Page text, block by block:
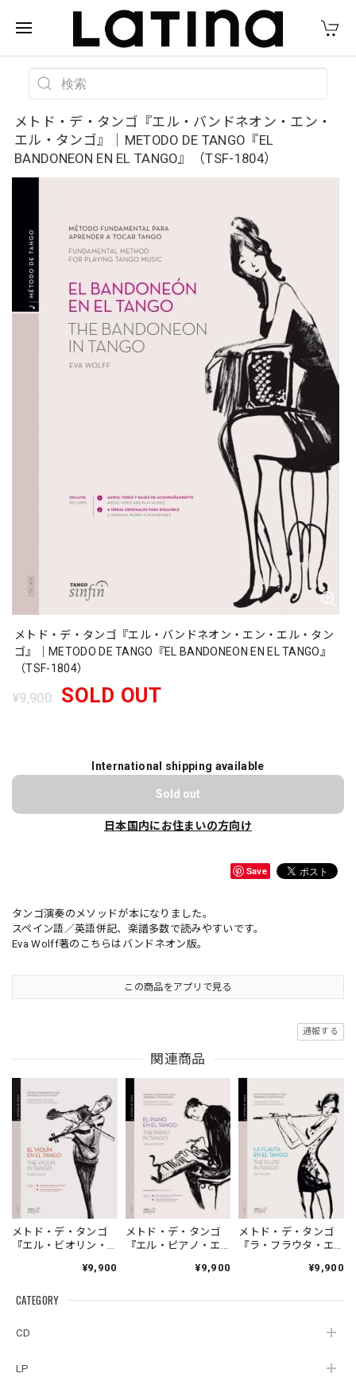
CATEGORY
CD
LP
メトド・デ・タンゴ『エル・バンドネオン・エン・
エル・タンゴ』｜METODO DE TANGO『EL
BANDONEON EN EL TANGO』（TSF-1804）
メトド・デ・タンゴ『エル・バンドネオン・エン・エル・タン
ゴ』｜METODO DE TANGO『EL BANDONEON EN EL TANGO』
（TSF-1804）
¥9,900 SOLD OUT
International shipping available
Sold out
日本国内にお住まいの方向け
Save
タンゴ演奏のメソッドが本になりました。
スペイン語／英語併記、楽譜多数で読みやすいです。
Eva Wolff著のこちらはバンドネオン版。
この商品をアプリで見る
通報する
関連商品
メトド・デ・タンゴ
『エル・ビオリン・
ゴ』｜METODO DE
EN EL TANGO』
¥9,900
メトド・デ・タンゴ
『エル・ピアノ・エ
EN EL TANGO』
¥9,900
メトド・デ・タンゴ
『ラ・フラウタ・エ
EN EL TANGO』（SY-
¥9,900